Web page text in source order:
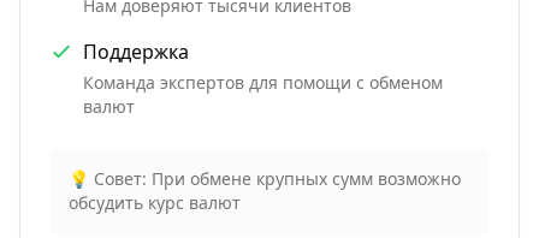
Нам доверяют тысячи клиентов
Поддержка
Команда экспертов для помощи с обменом
валют
💡 Совет: При обмене крупных сумм возможно
обсудить курс валют